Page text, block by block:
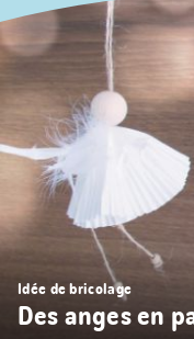
Idée de bricolage
Des anges en